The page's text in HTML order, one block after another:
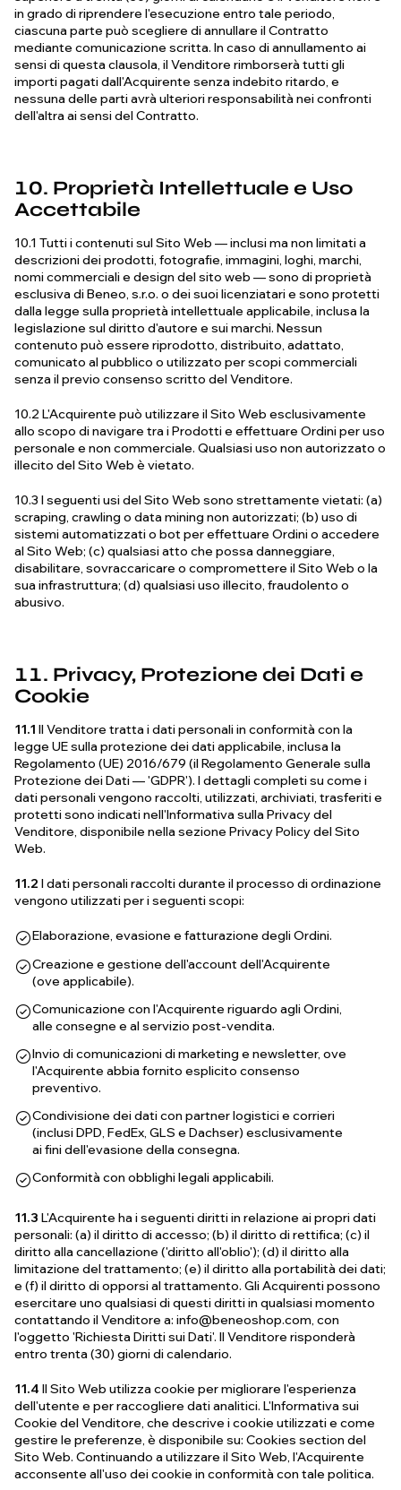
in grado di riprendere l'esecuzione entro tale periodo,
ciascuna parte può scegliere di annullare il Contratto
mediante comunicazione scritta. In caso di annullamento ai
sensi di questa clausola, il Venditore rimborserà tutti gli
importi pagati dall'Acquirente senza indebito ritardo, e
nessuna delle parti avrà ulteriori responsabilità nei confronti
dell'altra ai sensi del Contratto.
10. Proprietà Intellettuale e Uso
Accettabile
10.1 Tutti i contenuti sul Sito Web — inclusi ma non limitati a
descrizioni dei prodotti, fotografie, immagini, loghi, marchi,
nomi commerciali e design del sito web — sono di proprietà
esclusiva di Beneo, s.r.o. o dei suoi licenziatari e sono protetti
dalla legge sulla proprietà intellettuale applicabile, inclusa la
legislazione sul diritto d'autore e sui marchi. Nessun
contenuto può essere riprodotto, distribuito, adattato,
comunicato al pubblico o utilizzato per scopi commerciali
senza il previo consenso scritto del Venditore.
10.2 L'Acquirente può utilizzare il Sito Web esclusivamente
allo scopo di navigare tra i Prodotti e effettuare Ordini per uso
personale e non commerciale. Qualsiasi uso non autorizzato o
illecito del Sito Web è vietato.
10.3 I seguenti usi del Sito Web sono strettamente vietati: (a)
scraping, crawling o data mining non autorizzati; (b) uso di
sistemi automatizzati o bot per effettuare Ordini o accedere
al Sito Web; (c) qualsiasi atto che possa danneggiare,
disabilitare, sovraccaricare o compromettere il Sito Web o la
sua infrastruttura; (d) qualsiasi uso illecito, fraudolento o
abusivo.
11. Privacy, Protezione dei Dati e
Cookie
11.1 Il Venditore tratta i dati personali in conformità con la
legge UE sulla protezione dei dati applicabile, inclusa la
Regolamento (UE) 2016/679 (il Regolamento Generale sulla
Protezione dei Dati — 'GDPR'). I dettagli completi su come i
dati personali vengono raccolti, utilizzati, archiviati, trasferiti e
protetti sono indicati nell'Informativa sulla Privacy del
Venditore, disponibile nella sezione Privacy Policy del Sito
Web.
11.2 I dati personali raccolti durante il processo di ordinazione
vengono utilizzati per i seguenti scopi:
Elaborazione, evasione e fatturazione degli Ordini.
Creazione e gestione dell'account dell'Acquirente
(ove applicabile).
Comunicazione con l'Acquirente riguardo agli Ordini,
alle consegne e al servizio post-vendita.
Invio di comunicazioni di marketing e newsletter, ove
l'Acquirente abbia fornito esplicito consenso
preventivo.
Condivisione dei dati con partner logistici e corrieri
(inclusi DPD, FedEx, GLS e Dachser) esclusivamente
ai fini dell'evasione della consegna.
Conformità con obblighi legali applicabili.
11.3 L'Acquirente ha i seguenti diritti in relazione ai propri dati
personali: (a) il diritto di accesso; (b) il diritto di rettifica; (c) il
diritto alla cancellazione ('diritto all'oblio'); (d) il diritto alla
limitazione del trattamento; (e) il diritto alla portabilità dei dati;
e (f) il diritto di opporsi al trattamento. Gli Acquirenti possono
esercitare uno qualsiasi di questi diritti in qualsiasi momento
contattando il Venditore a: info@beneoshop.com, con
l'oggetto 'Richiesta Diritti sui Dati'. Il Venditore risponderà
entro trenta (30) giorni di calendario.
11.4 Il Sito Web utilizza cookie per migliorare l'esperienza
dell'utente e per raccogliere dati analitici. L'Informativa sui
Cookie del Venditore, che descrive i cookie utilizzati e come
gestire le preferenze, è disponibile su: Cookies section del
Sito Web. Continuando a utilizzare il Sito Web, l'Acquirente
acconsente all'uso dei cookie in conformità con tale politica.